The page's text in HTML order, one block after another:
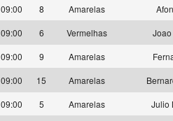
09:00
8 Amarelas
09:00
6 Vermelhas
09:00
9 Amarelas
09:00
15 Amarelas
09:00
5 Amarelas
Julio